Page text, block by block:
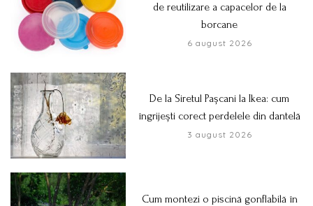
de reutilizare a capacelor de la
borcane
6 august 2026
De la Siretul Pașcani la Ikea: cum
îngrijești corect perdelele din dantelă
3 august 2026
Cum montezi o piscină gonflabilă în